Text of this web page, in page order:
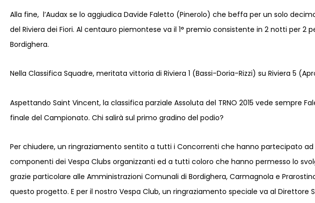
Alla fine, l’Audax se lo aggiudica Davide Faletto (Pinerolo) che beffa per un solo
del Riviera dei Fiori. Al centauro piemontese va il 1° premio consistente in 2 notti per 2
Bordighera.
Nella Classifica Squadre, meritata vittoria di Riviera 1 (Bassi-Doria-Rizzi) su Riviera 5
Aspettando Saint Vincent, la classifica parziale Assoluta del TRNO 2015 vede sempre
finale del Campionato. Chi salirà sul primo gradino del podio?
Per chiudere, un ringraziamento sentito a tutti i Concorrenti che hanno partecipato
componenti dei Vespa Clubs organizzanti ed a tutti coloro che hanno permesso lo
grazie particolare alle Amministrazioni Comunali di Bordighera, Carmagnola e
questo progetto. E per il nostro Vespa Club, un ringraziamento speciale va al